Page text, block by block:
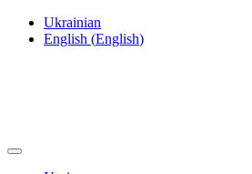
Ukrainian
English (English)